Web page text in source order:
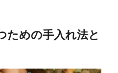
ための手入れ法と